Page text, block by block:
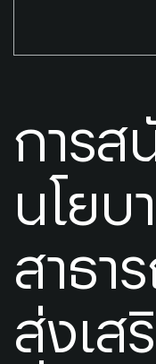
การส
นโยบ
สาธา
ส่งเส